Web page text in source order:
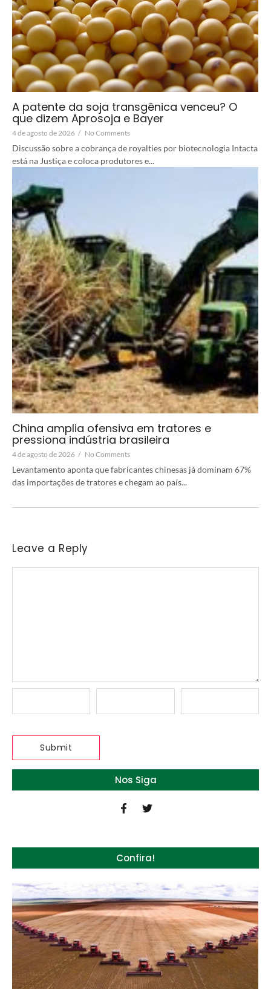
A patente da soja transgênica venceu? O
que dizem Aprosoja e Bayer
4 de agosto de 2026 / No Comments
Discussão sobre a cobrança de royalties por biotecnologia Intacta
está na Justiça e coloca produtores e...
China amplia ofensiva em tratores e
pressiona indústria brasileira
4 de agosto de 2026 / No Comments
Levantamento aponta que fabricantes chinesas já dominam 67%
das importações de tratores e chegam ao país...
Leave a Reply
Nos Siga
Confira!